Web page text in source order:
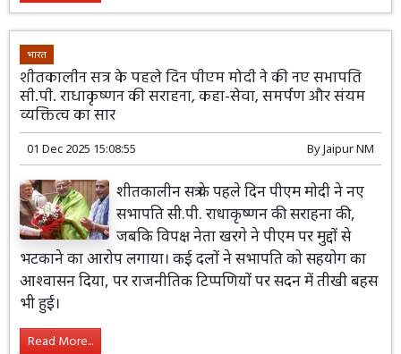
भारत
शीतकालीन सत्र के पहले दिन पीएम मोदी ने की नए सभापति
सी.पी. राधाकृष्णन की सराहना, कहा-सेवा, समर्पण और संयम
व्यक्तित्व का सार
01 Dec 2025 15:08:55 ByJaipur NM
शीतकालीन सत्र के पहले दिन पीएम मोदी ने नए
सभापति सी.पी. राधाकृष्णन की सराहना की,
जबकि विपक्ष नेता खरगे ने पीएम पर मुद्दों से
भटकाने का आरोप लगाया। कई दलों ने सभापति को सहयोग का
आश्वासन दिया, पर राजनीतिक टिप्पणियों पर सदन में तीखी बहस
भी हुई।
Read More...